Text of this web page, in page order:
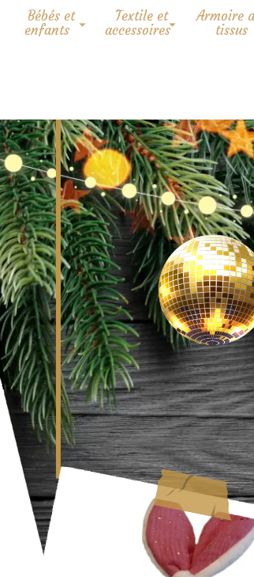
Bébés et
enfants
Textile et
accessoires
Armoire
tissus